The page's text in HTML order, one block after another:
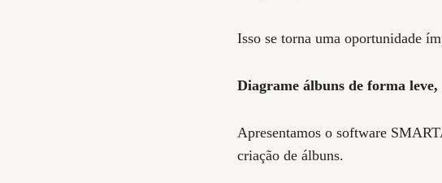
Isso se torna uma oportunidade
Diagrame álbuns de forma
Apresentamos o software
criação de álbuns.